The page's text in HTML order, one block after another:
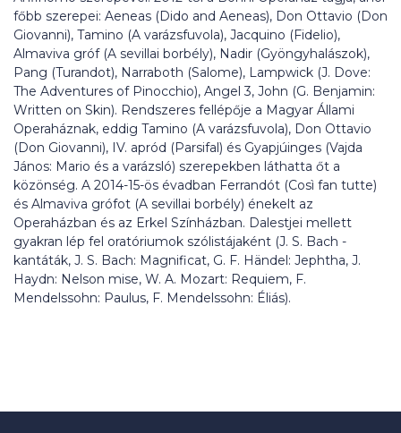
főbb szerepei: Aeneas (Dido and Aeneas), Don Ottavio (Don
Giovanni), Tamino (A varázsfuvola), Jacquino (Fidelio),
Almaviva gróf (A sevillai borbély), Nadir (Gyöngyhalászok),
Pang (Turandot), Narraboth (Salome), Lampwick (J. Dove:
The Adventures of Pinocchio), Angel 3, John (G. Benjamin:
Written on Skin). Rendszeres fellépője a Magyar Állami
Operaháznak, eddig Tamino (A varázsfuvola), Don Ottavio
(Don Giovanni), IV. apród (Parsifal) és Gyapjúinges (Vajda
János: Mario és a varázsló) szerepekben láthatta őt a
közönség. A 2014-15-ös évadban Ferrandót (Così fan tutte)
és Almaviva grófot (A sevillai borbély) énekelt az
Operaházban és az Erkel Színházban. Dalestjei mellett
gyakran lép fel oratóriumok szólistájaként (J. S. Bach -
kantáták, J. S. Bach: Magnificat, G. F. Händel: Jephtha, J.
Haydn: Nelson mise, W. A. Mozart: Requiem, F.
Mendelssohn: Paulus, F. Mendelssohn: Éliás).